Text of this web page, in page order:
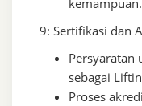
kemampuan.
9: Sertifikasi dan
Persyaratan
sebagai
Proses